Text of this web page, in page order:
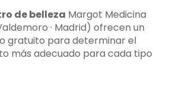
de belleza Margot Medicina
· Madrid) ofrecen un
gratuito para determinar el
más adecuado para cada tipo